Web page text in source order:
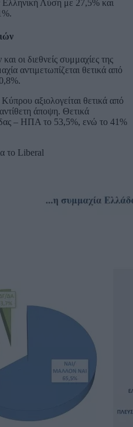
Λύση με 27,5% και
οι διεθνείς συμμαχίες της
αντιμετωπίζεται θετικά από
αξιολογείται θετικά από
άποψη. Θετικά
– ΗΠΑ το 53,5%, ενώ το 41%
το Liberal